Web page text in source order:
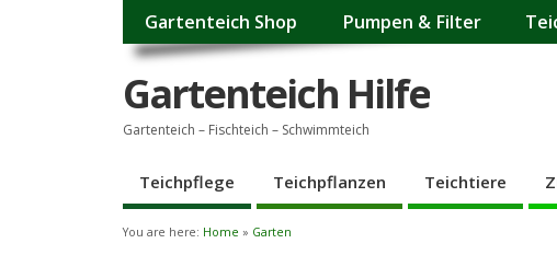
Gartenteich Shop Pumpen & Filter
Gartenteich Hilfe
Gartenteich – Fischteich – Schwimmteich
Teichpflege Teichpflanzen Teichtiere
You are here: Home » Garten